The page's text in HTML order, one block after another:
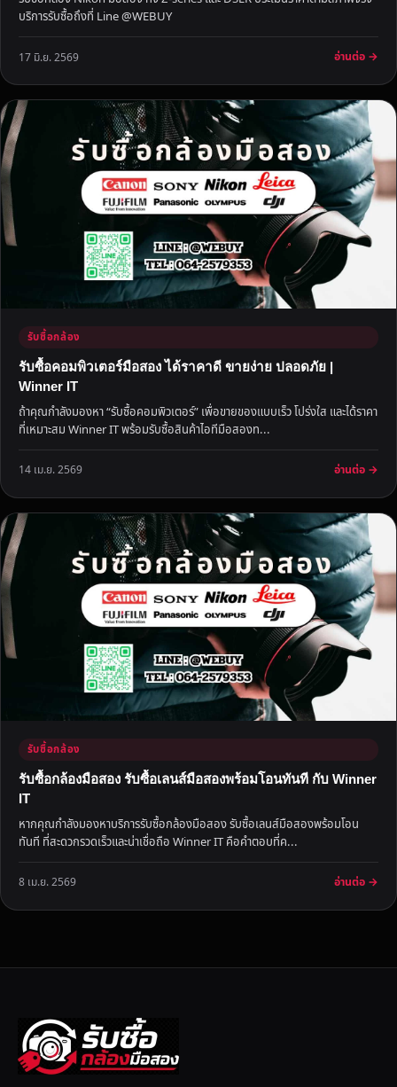
บริการรับซื้อถึงที่ Line @WEBUY
17 มิ.ย. 2569 อ่านต่อ →
รับซื้อกล้อง
รับซื้อคอมพิวเตอร์มือสอง ได้ราคาดี ขายง่าย ปลอดภัย |
Winner IT
ถ้าคุณกำลังมองหา “รับซื้อคอมพิวเตอร์” เพื่อขายของแบบเร็ว โปร่งใส และได้ราคา
ที่เหมาะสม Winner IT พร้อมรับซื้อสินค้าไอทีมือสองท...
14 เม.ย. 2569 อ่านต่อ →
รับซื้อกล้อง
รับซื้อกล้องมือสอง รับซื้อเลนส์มือสองพร้อมโอนทันที กับ Winner
IT
หากคุณกำลังมองหาบริการรับซื้อกล้องมือสอง รับซื้อเลนส์มือสองพร้อมโอน
ทันที ที่สะดวกรวดเร็วและน่าเชื่อถือ Winner IT คือคำตอบที่ค...
8 เม.ย. 2569 อ่านต่อ →